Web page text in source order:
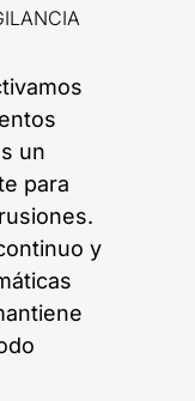
un
para
y